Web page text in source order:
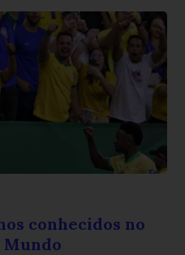
conhecidos no
Mundo